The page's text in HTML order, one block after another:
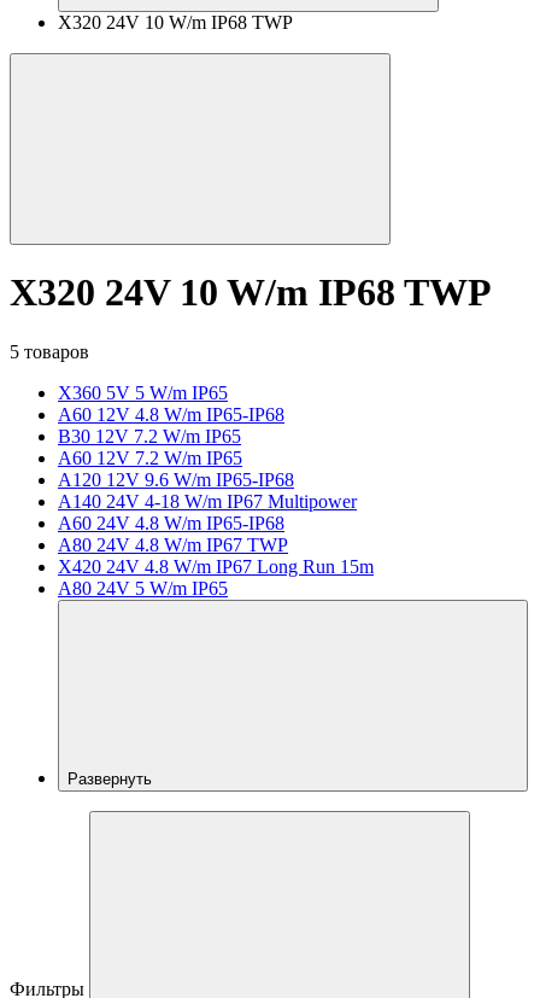
X320 24V 10 W/m IP68 TWP
X320 24V 10 W/m IP68 TWP
5 товаров
X360 5V 5 W/m IP65
A60 12V 4.8 W/m IP65-IP68
B30 12V 7.2 W/m IP65
A60 12V 7.2 W/m IP65
A120 12V 9.6 W/m IP65-IP68
A140 24V 4-18 W/m IP67 Multipower
A60 24V 4.8 W/m IP65-IP68
A80 24V 4.8 W/m IP67 TWP
X420 24V 4.8 W/m IP67 Long Run 15m
A80 24V 5 W/m IP65
Развернуть
Фильтры